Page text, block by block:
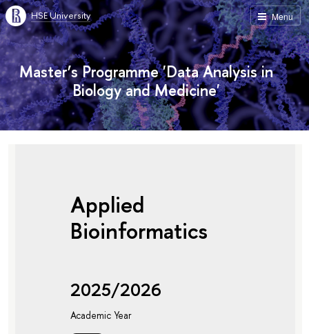
Menu
HSE University
Master’s Programme 'Data Analysis in
Biology and Medicine'
Applied
Bioinformatics
2025/2026
Academic Year